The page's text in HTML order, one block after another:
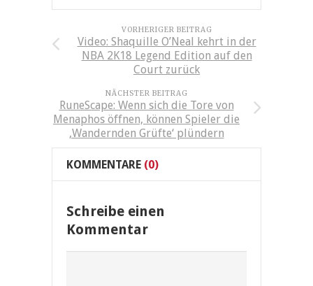
VORHERIGER BEITRAG
Video: Shaquille O’Neal kehrt in der
NBA 2K18 Legend Edition auf den
Court zurück
NÄCHSTER BEITRAG
RuneScape: Wenn sich die Tore von
Menaphos öffnen, können Spieler die
‚Wandernden Grüfte‘ plündern
KOMMENTARE (0)
Schreibe einen
Kommentar